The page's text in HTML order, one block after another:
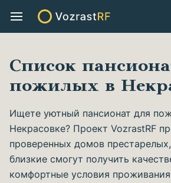
Список
пожилых в
Ищете уютный пансионат для
Некрасовке? Проект VozrastRF
проверенных домов
близкие смогут получить
комфортные условия